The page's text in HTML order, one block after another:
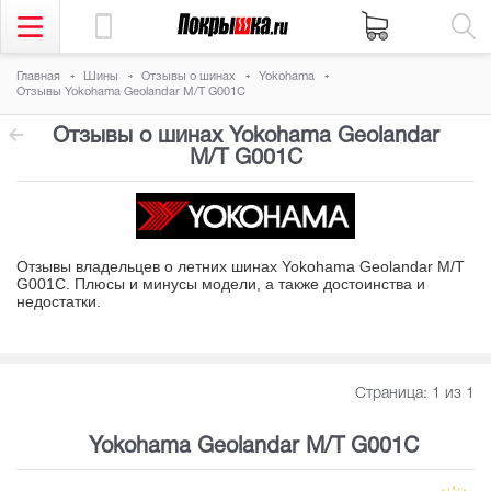
Главная Шины Отзывы о шинах
Yokohama
Отзывы Yokohama Geolandar M/T G001C
Отзывы о шинах Yokohama Geolandar
M/T G001C
Отзывы владельцев о летних шинах Yokohama Geolandar M/T
G001C. Плюсы и минусы модели, а также достоинства и
недостатки
Страница: 1 из 1
Yokohama Geolandar M/T G001C